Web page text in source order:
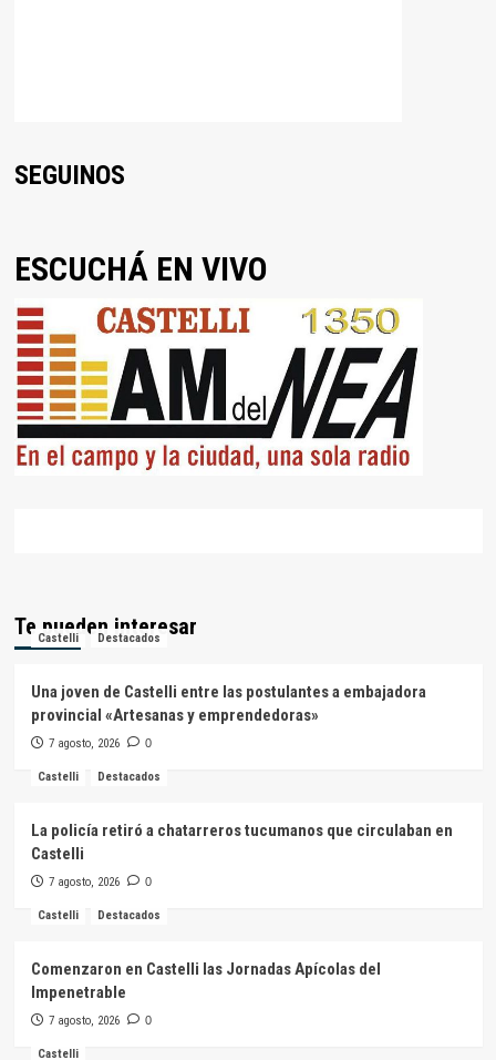
SEGUINOS
ESCUCHÁ EN VIVO
Te pueden interesar
Castelli Destacados
Una joven de Castelli entre las postulantes a embajadora
provincial «Artesanas y emprendedoras»
7 agosto, 2026 0
Castelli Destacados
La policía retiró a chatarreros tucumanos que circulaban en
Castelli
7 agosto, 2026 0
Castelli Destacados
Comenzaron en Castelli las Jornadas Apícolas del
Impenetrable
7 agosto, 2026 0
Castelli